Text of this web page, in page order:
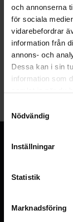
och annonserna
för sociala
vidarebefordrar
information från
annons- och
Dessa kan i sin
information som
Nödvändig
Inställningar
Statistik
Marknadsföring
Tapet E4047B
Overseas
Tryckår 1970
292KR
417 KR
KÖP
I över 120 år
generationer
över 50 000
och är fullproppat